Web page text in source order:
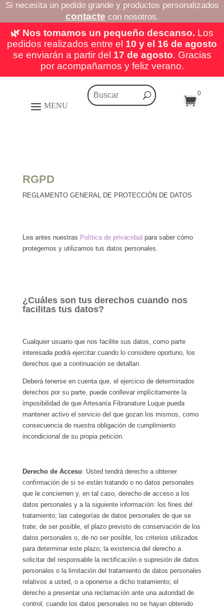
Si necesita un pedido grande y productos personalizados
contacte con nosotros.
🌿 Nos tomamos un pequeño descanso. Los
pedidos realizados entre el 10 y el 16 de agosto
se enviarán a partir del 17 de agosto. Gracias
por acompañarnos y feliz verano.

0
RGPD
REGLAMENTO GENERAL DE PROTECCIÓN DE DATOS
Lea antes nuestras Política de privacidadpara saber cómo
protegemos y utilizamos tus datos personales.
¿Cuáles son tus derechos cuando nos
facilitas tus datos?
Cualquier usuario que nos facilite sus datos, como parte
interesada podrá ejercitar cuando lo considere oportuno, los
derechos que a continuación se detallan.
Deberá tenerse en cuenta que, el ejercicio de determinados
derechos por su parte, puede conllevar implícitamente la
imposibilidad de que Artesanía Fibranature Luque pueda
mantener activo el servicio del que gozan los mismos, como
consecuencia de nuestra obligación de cumplimiento
incondicional de su propia petición.
Derecho de Acceso: Usted tendrá derecho a obtener
confirmación de si se están tratando o no datos personales
que le conciernen y, en tal caso, derecho de acceso a los
datos personales y a la siguiente información: los fines del
tratamiento; las categorías de datos personales de que se
trate; de ser posible, el plazo previsto de conservación de los
datos personales o, de no ser posible, los criterios utilizados
para determinar este plazo; la existencia del derecho a
solicitar del responsable la rectificación o supresión de datos
personales o la limitación del tratamiento de datos personales
relativos a usted, o a oponerse a dicho tratamiento; el
derecho a presentar una reclamación ante una autoridad de
control; cuando los datos personales no se hayan obtenido